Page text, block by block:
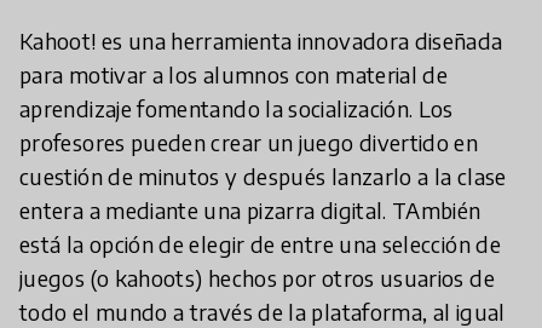
Kahoot! es una herramienta innovadora diseñada
para motivar a los alumnos con material de
aprendizaje fomentando la socialización. Los
profesores pueden crear un juego divertido en
cuestión de minutos y después lanzarlo a la clase
entera a mediante una pizarra digital. TAmbién
está la opción de elegir de entre una selección de
juegos (o kahoots) hechos por otros usuarios de
todo el mundo a través de la plataforma, al igual